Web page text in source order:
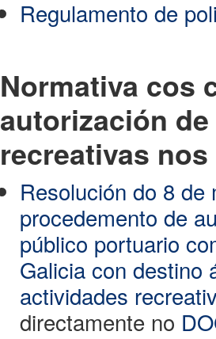
Regulamento de
Normativa cos
autorización
recreativas
Resolución do 8 de
procedemento de
público portuario
Galicia con destino
actividades
directamente no